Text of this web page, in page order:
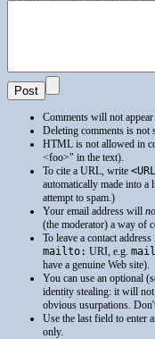
Comments will not
Deleting comments is not
HTML is not allowed in
<foo>
in the text).
To cite a URL, write
automatically made into a
attempt to spam.)
Your email address will
(the moderator) a way of
To leave a contact
mailto: URI, e.g.
have a genuine Web site).
You can use an optional
identity stealing: it will not
obvious usurpations.
Use the last field to enter
only.